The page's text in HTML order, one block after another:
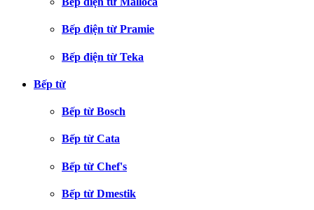
Bếp điện từ Pramie
Bếp điện từ Teka
Bếp từ
Bếp từ Bosch
Bếp từ Cata
Bếp từ Chef's
Bếp từ Dmestik